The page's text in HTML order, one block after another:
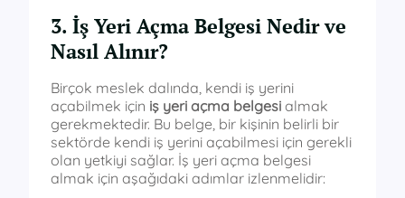
3. İş Yeri Açma Belgesi Nedir ve
Nasıl Alınır?
Birçok meslek dalında, kendi iş yerini
açabilmek için iş yeri açma belgesi almak
gerekmektedir. Bu belge, bir kişinin belirli bir
sektörde kendi iş yerini açabilmesi için gerekli
olan yetkiyi sağlar. İş yeri açma belgesi
almak için aşağıdaki adımlar izlenmelidir: